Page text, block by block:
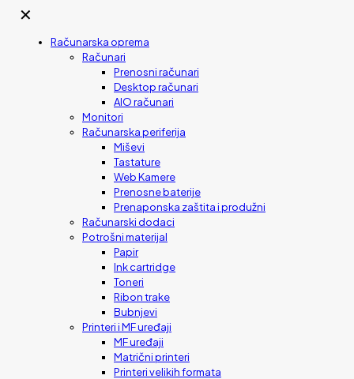
✕
Računarska oprema
Računari
Prenosni računari
Desktop računari
AIO računari
Monitori
Računarska periferija
Miševi
Tastature
Web Kamere
Prenosne baterije
Prenaponska zaštita i produžni
Računarski dodaci
Potrošni materijal
Papir
Ink cartridge
Toneri
Ribon trake
Bubnjevi
Printeri i MF uređaji
MF uređaji
Matrični printeri
Printeri velikih formata